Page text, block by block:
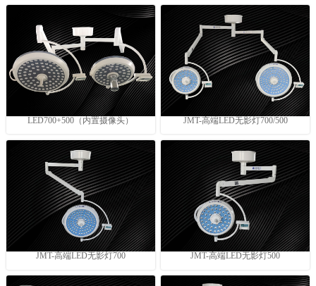
LED700+500（内置摄像头） JMT-高端LED无影灯700/500
JMT-高端LED无影灯700 JMT-高端LED无影灯500